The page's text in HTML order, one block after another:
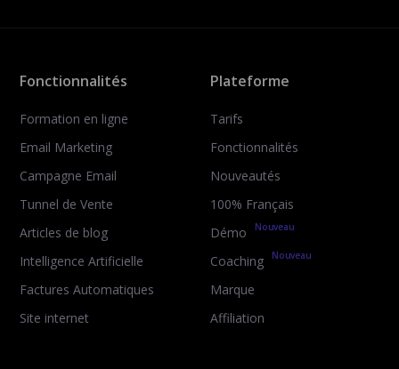
Fonctionnalités
Formation en ligne
Email Marketing
Campagne Email
Tunnel de Vente
Articles de blog
Intelligence Artificielle
Factures Automatiques
Site internet
Plateforme
Tarifs
Fonctionnalités
Nouveautés
100% Français
Démo
Nouveau
Coaching Nouveau
Marque
Affiliation